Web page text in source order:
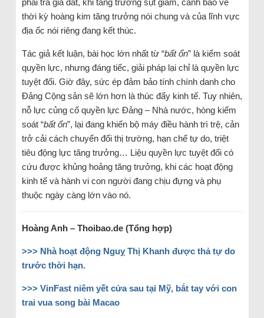
thời kỳ hoàng kim tăng trưởng nói chung và của lĩnh vực
địa ốc nói riêng đang kết thúc.
Tác giả kết luận, bài học lớn nhất từ “bất ổn” là kiểm soát
quyền lực, nhưng đáng tiếc, giải pháp lại chỉ là quyền lực
tuyệt đối. Giờ đây, sức ép đảm bảo tính chính danh cho
Đảng Cộng sản sẽ lớn hơn là thúc đẩy kinh tế. Tuy nhiên,
nỗ lực củng cố quyền lực Đảng – Nhà nước, hòng kiểm
soát “bất ổn”, lại đang khiến bộ máy điều hành trì trệ, cản
trở cải cách chuyển đổi thị trường, hạn chế tự do, triệt
tiêu động lực tăng trưởng… Liệu quyền lực tuyệt đối có
cứu được khủng hoảng tăng trưởng, khi các hoạt động
kinh tế và hành vi con người đang chịu đựng và phụ
thuộc ngày càng lớn vào nó.
Hoàng Anh – Thoibao.de (Tổng hợp)
>>> Nhà hoạt động Nguỵ Thị Khanh được thả tự do
trước thời hạn.
>>> VinFast niêm yết cửa sau tại Mỹ, bắt tay với con
trai vua song bài Macao